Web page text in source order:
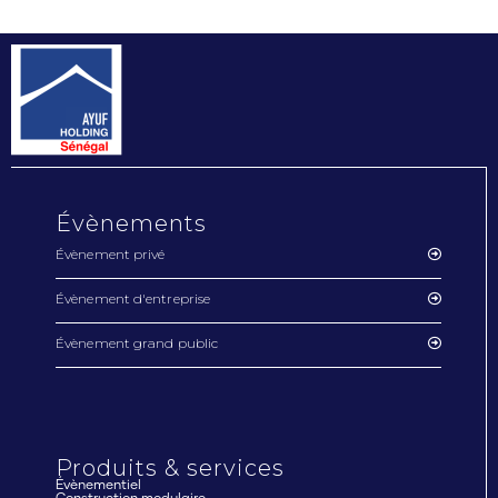
Évènements
Évènement privé
Évènement d'entreprise
Évènement grand public
Produits & services
Évènementiel